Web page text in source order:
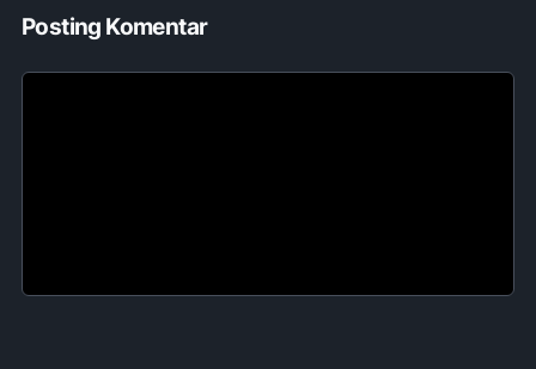
Posting Komentar